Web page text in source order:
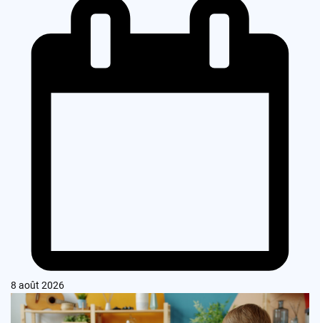
8 août 2026